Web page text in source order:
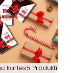
kartes5 Produkti